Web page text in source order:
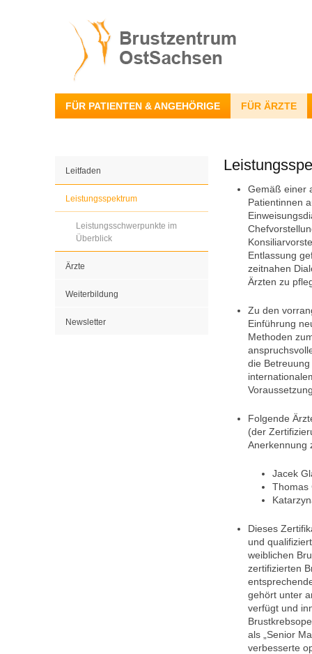
FÜR PATIENTEN & ANGEHÖRIGE FÜR ÄRZTE
Leitfaden
Leistungsspektrum
Leistungsschwerpunkte im
Überblick
Ärzte
Weiterbildung
Newsletter
Gemäß einer
Patientinnen
Entlassung
zeitnahen
Ärzten zu
Zu den
Einführung
Methoden
die
Folgende
(der
Anerkennung
Jacek
Thomas
Dieses
und
weiblichen
zertifizierten
gehört unter
verfügt und
als „Senior
verbesserte